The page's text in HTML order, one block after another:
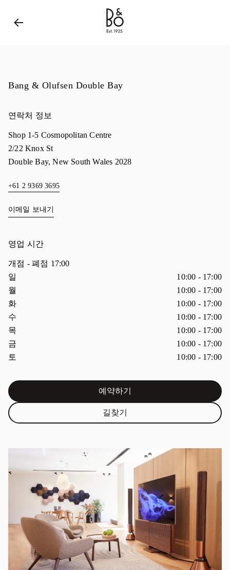
Bang & Olufsen - Exist to Create
Bang & Olufsen Double Bay
연락처 정보
Shop 1-5 Cosmopolitan Centre
2/22 Knox St
Double Bay, New South Wales 2028
+61 2 9369 3695
이메일 보내기
영업 시간
개점 - 폐점 17:00
요일
일 10:00 - 17:00
월
10:00 - 17:00
화
10:00 - 17:00
수
10:00 - 17:00
목
10:00 - 17:00
금
10:00 - 17:00
토
10:00 - 17:00
예약하기Link Opens in New Tab
길찾기Link Opens in New Tab